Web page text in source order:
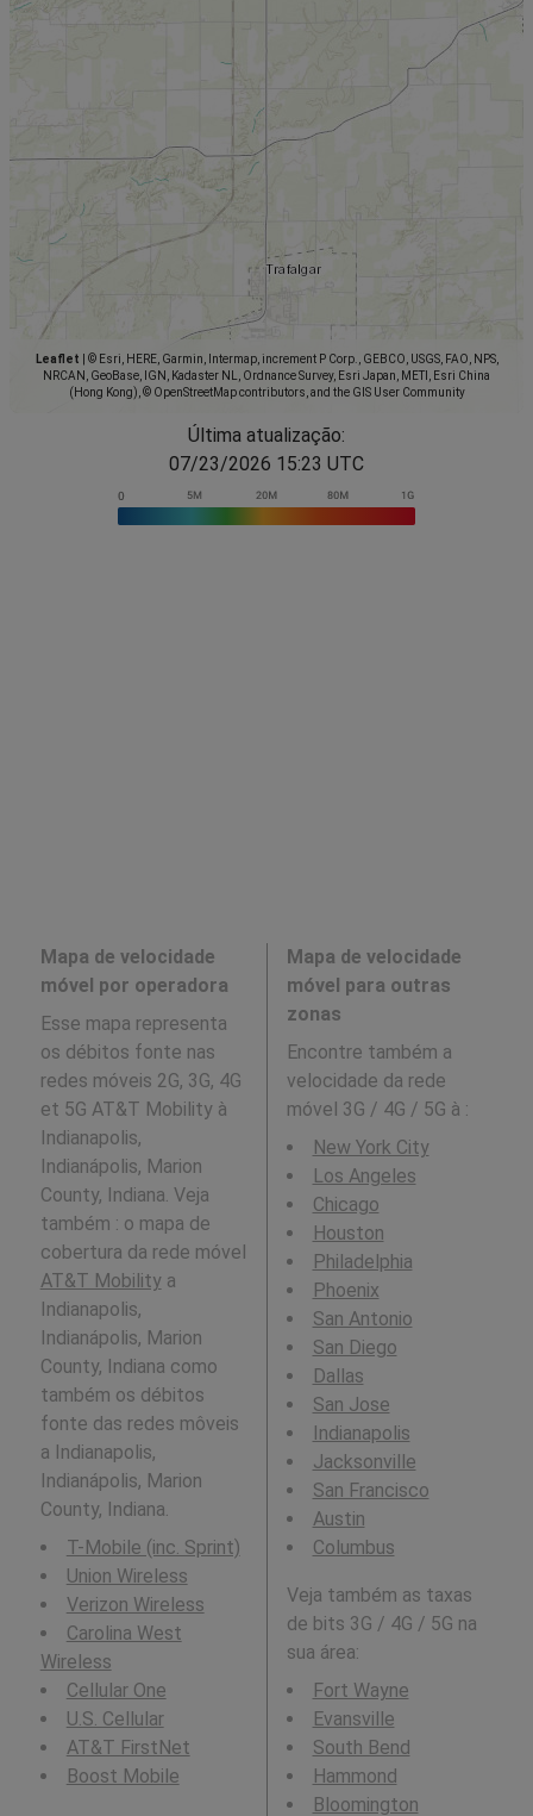
Leaflet
© Esri, HERE, Garmin, Intermap, increment P Corp., GEBCO, USGS, FAO, NPS,
NRCAN, GeoBase, IGN, Kadaster NL, Ordnance Survey, Esri Japan, METI, Esri China
(Hong Kong), © OpenStreetMap contributors, and the GIS User Community
Última atualização:
07/23/2026 15:23 UTC
Mapa de velocidade
móvel por operadora
Esse mapa representa
os débitos fonte nas
redes móveis 2G, 3G, 4G
et 5G AT&T Mobility à
Indianapolis,
Indianápolis, Marion
County, Indiana. Veja
também : o mapa de
cobertura da rede móvel
AT&T Mobilitya
Indianapolis,
Indianápolis, Marion
County, Indiana como
também os débitos
fonte das redes môveis
a Indianapolis,
Indianápolis, Marion
County, Indiana.
T-Mobile (inc. Sprint)
Union Wireless
Verizon Wireless
Carolina West
Wireless
Cellular One
U.S. Cellular
AT&T FirstNet
Boost Mobile
Mapa de velocidade
móvel para outras
zonas
Encontre também a
velocidade da rede
móvel 3G / 4G / 5G à :
New York City
Los Angeles
Chicago
Houston
Philadelphia
Phoenix
San Antonio
San Diego
Dallas
San Jose
Indianapolis
Jacksonville
San Francisco
Austin
Columbus
Veja também as taxas
de bits 3G / 4G / 5G na
sua área:
Fort Wayne
Evansville
South Bend
Hammond
Bloomington